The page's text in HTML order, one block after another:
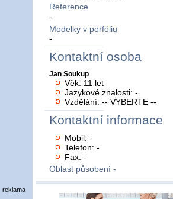
Reference
-
Modelky v porfóliu
-
Kontaktní osoba
Jan Soukup
Věk: 11 let
Jazykové znalosti: -
Vzdělání: -- VYBERTE --
Kontaktní informace
Mobil: -
Telefon: -
Fax: -
Oblast působení -
reklama